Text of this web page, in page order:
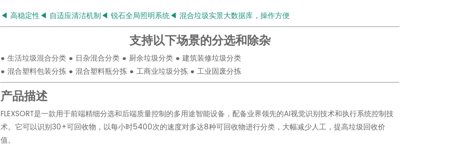
◀ 高稳定性◀ 自适应清洁机制◀ 锐石全局照明系统◀ 混合垃圾实景大数据库，操作方便
支持以下场景的分选和除杂
● 生活垃圾混合分类 ● 日杂混合分类 ● 厨余垃圾分类 ● 建筑装修垃圾分类
● 混合塑料包装分拣 ● 混合塑料瓶分拣 ● 工商业垃圾分拣 ● 工业固废分拣
产品描述
FLEXSORT是一款用于前端精细分选和后端质量控制的多用途智能设备，配备业界领先的AI视觉识别技术和执行系统控制技
术。它可以识别30+可回收物，以每小时5400次的速度对多达8种可回收物进行分类，大幅减少人工，提高垃圾回收价
值。